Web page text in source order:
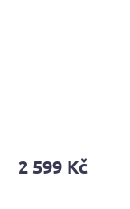
je
2 599 Kč